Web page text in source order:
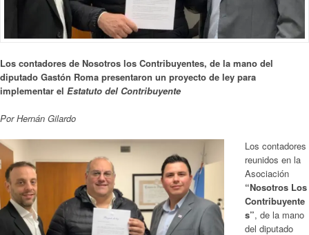
Los contadores de Nosotros los Contribuyentes, de la mano del
diputado Gastón Roma presentaron un proyecto de ley para
implementar el Estatuto del Contribuyente
Por Hernán Gilardo
Los contadores
reunidos en la
Asociación
“Nosotros Los
Contribuyente
s”, de la mano
del diputado